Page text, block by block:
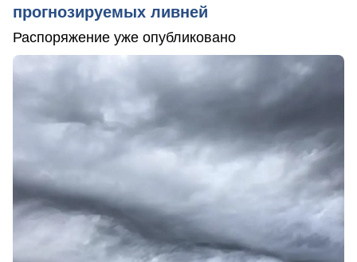
прогнозируемых ливней
Распоряжение уже опубликовано